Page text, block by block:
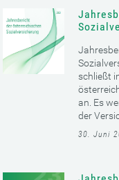
schließt
an. Es
der
30. Juni